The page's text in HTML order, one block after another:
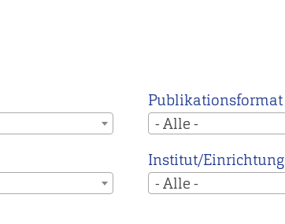
Publikationsformat
- Alle -
Institut/Einrichtung
- Alle -